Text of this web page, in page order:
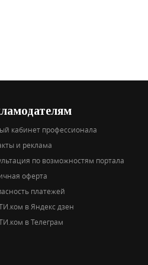
кабинет профессионала
и реклама
по возможностям портала
оферта
платежей
в Яндекс дзен
в Телеграм